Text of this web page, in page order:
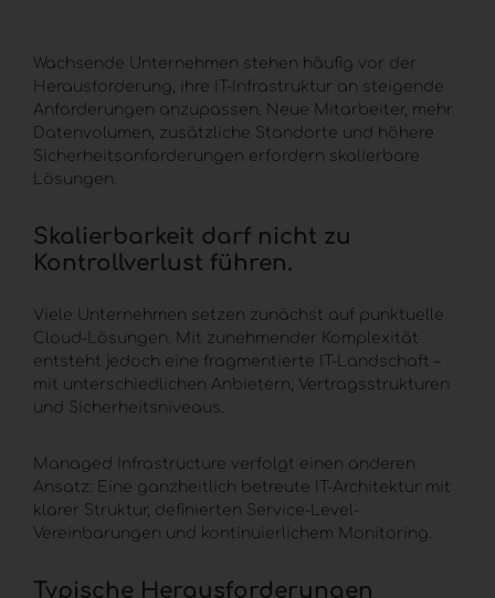
Wachsende Unternehmen stehen häufig vor der
Herausforderung, ihre
IT-Infrastruktur an steigende
Anforderungen anzupassen. Neue Mitarbeiter, mehr
Datenvolumen, zusätzliche Standorte und höhere
Sicherheitsanforderungen erfordern skalierbare
Lösungen.
Skalierbarkeit darf nicht zu
Kontrollverlust führen.
Viele Unternehmen setzen zunächst auf punktuelle
Cloud-Lösungen. Mit zunehmender Komplexität
entsteht jedoch eine fragmentierte
IT-Landschaft –
mit unterschiedlichen Anbietern, Vertragsstrukturen
und Sicherheitsniveaus.
Managed Infrastructure verfolgt einen anderen
Ansatz: Eine ganzheitlich betreute IT-Architektur mit
klarer Struktur, definierten Service-Level-
Vereinbarungen und kontinuierlichem Monitoring.
Typische Herausforderungen